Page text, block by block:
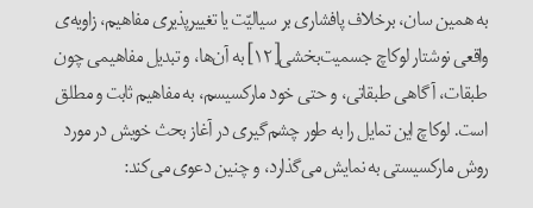
به همین سان، برخلاف پافشاری بر سیالیّت یا تغییرپذیری مفاهیم، زاویه‌ی
واقعی نوشتار لوکاچ جسمیت‌بخشی[۱۲] به آن‌ها، و تبدیل مفاهیمی چون
طبقات، آگاهی طبقاتی، و حتی خود مارکسیسم، به مفاهیم ثابت و مطلق
است. لوکاچ این تمایل را به طور چشم‌گیری در آغاز بحث خویش در مورد
روش مارکسیستی به نمایش می‌گذارد، و چنین دعوی می‌کند: